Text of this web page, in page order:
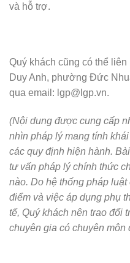
và hỗ trợ.
Quý khách cũng có thể
Duy Anh, phường Đức
qua email: lgp@lgp.vn.
(Nội dung được cung cấp
nhìn pháp lý mang tính
các quy định hiện hành.
tư vấn pháp lý chính thức
nào. Do hệ thống pháp
điểm và việc áp dụng phụ
tế, Quý khách nên trao đổi
chuyên gia có chuyên